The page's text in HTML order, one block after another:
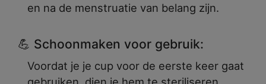
en na de menstruatie van belang zijn.
💪 Schoonmaken voor gebruik:
Voordat je je cup voor de eerste keer gaat